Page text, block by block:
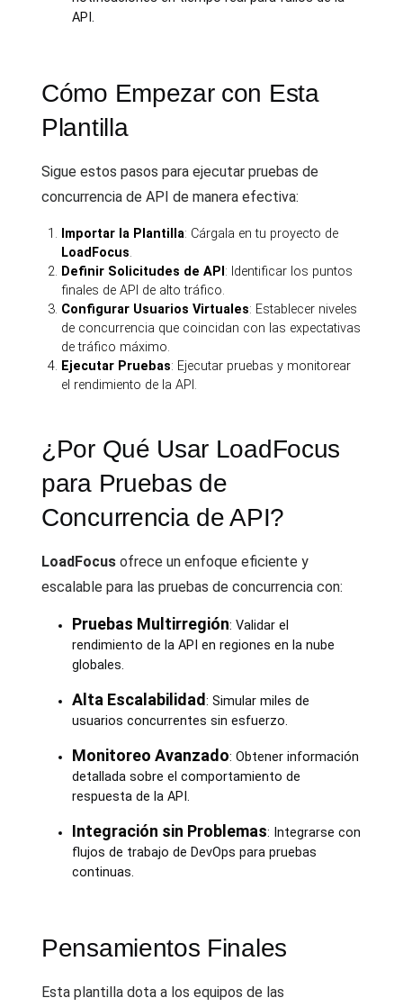
API.
Cómo Empezar con Esta
Plantilla
Sigue estos pasos para ejecutar pruebas de
concurrencia de API de manera efectiva:
Importar la Plantilla: Cárgala en tu proyecto de
LoadFocus.
Definir Solicitudes de API : Identificar los puntos
finales de API de alto tráfico.
Configurar Usuarios Virtuales: Establecer niveles
de concurrencia que coincidan con las expectativas
de tráfico máximo.
Ejecutar Pruebas: Ejecutar pruebas y monitorear
el rendimiento de la API.
¿Por Qué Usar LoadFocus
para Pruebas de
Concurrencia de API?
LoadFocus ofrece un enfoque eficiente y
escalable para las pruebas de concurrencia con:
Pruebas Multirregión: Validar el
rendimiento de la API en regiones en la nube
globales.
Alta Escalabilidad : Simular miles de
usuarios concurrentes sin esfuerzo.
Monitoreo Avanzado: Obtener información
detallada sobre el comportamiento de
respuesta de la API.
Integración sin Problemas: Integrarse con
flujos de trabajo de DevOps para pruebas
continuas.
Pensamientos Finales
Esta plantilla dota a los equipos de las